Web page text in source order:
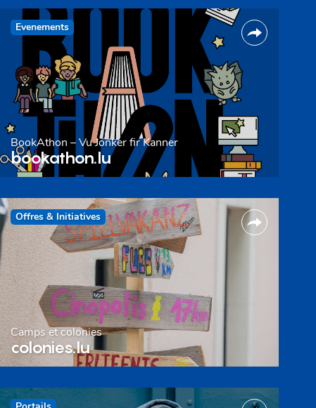
Evenements
BookAthon – Vu Jonker fir Kanner
bookathon.lu
Offres & Initiatives
Camps et colonies
colonies.lu